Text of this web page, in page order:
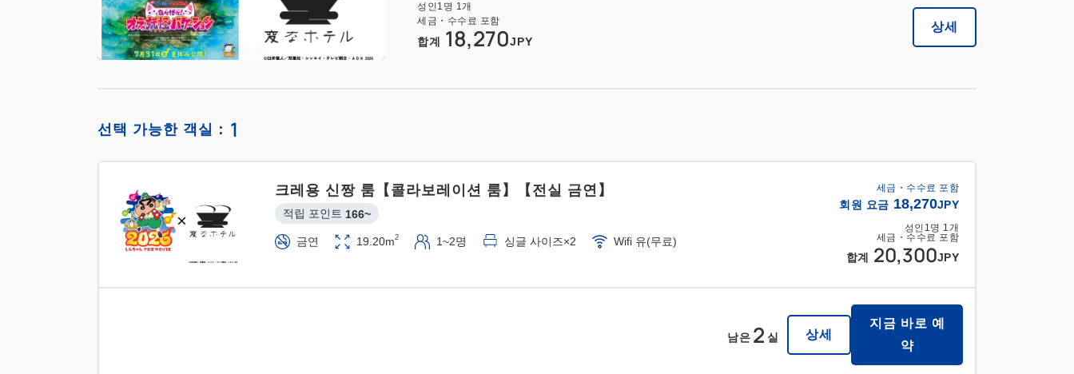
성인 1 명 1개
세금・수수료 포함
합계 18,270JPY
상세
선택 가능한 객실： 1
세금・수수료 포함
회원 요금 18,270JPY
성인 1명 1개
세금・수수료 포함
합계 20,300JPY
크레용 신짱 룸【콜라보레이션 룸】【전실 금연】
적립 포인트 166~
금연 19.20m2 1~2명 싱글 사이즈×2 Wifi 유(무료)
남은 2 실 상세
지금 바로 예
약